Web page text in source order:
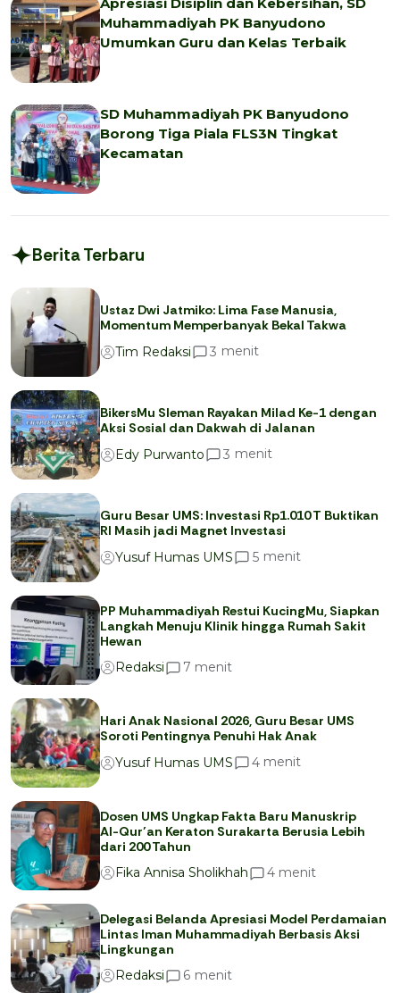
Apresiasi Disiplin dan Kebersihan, SD
Muhammadiyah PK Banyudono
Umumkan Guru dan Kelas Terbaik
SD Muhammadiyah PK Banyudono
Borong Tiga Piala FLS3N Tingkat
Kecamatan
Berita Terbaru
Ustaz Dwi Jatmiko: Lima Fase Manusia,
Momentum Memperbanyak Bekal Takwa
Tim Redaksi
3 menit
BikersMu Sleman Rayakan Milad Ke-1 dengan
Aksi Sosial dan Dakwah di Jalanan
Edy Purwanto
3 menit
Guru Besar UMS: Investasi Rp1.010 T Buktikan
RI Masih jadi Magnet Investasi
Yusuf Humas UMS
5 menit
PP Muhammadiyah Restui KucingMu, Siapkan
Langkah Menuju Klinik hingga Rumah Sakit
Hewan
Redaksi
7 menit
Hari Anak Nasional 2026, Guru Besar UMS
Soroti Pentingnya Penuhi Hak Anak
Yusuf Humas UMS
4 menit
Dosen UMS Ungkap Fakta Baru Manuskrip
Al-Qur’an Keraton Surakarta Berusia Lebih
dari 200 Tahun
Fika Annisa Sholikhah
4 menit
Delegasi Belanda Apresiasi Model Perdamaian
Lintas Iman Muhammadiyah Berbasis Aksi
Lingkungan
Redaksi
6 menit